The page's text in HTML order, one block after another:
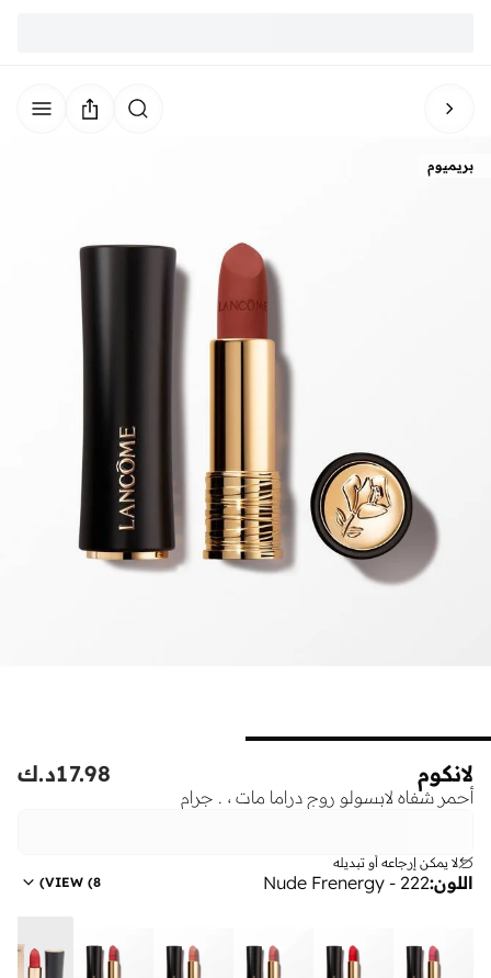
بريميوم
لانكوم
أحمر شفاه لابسولو روج دراما مات ، . جرام
د.ك17.98
لا يمكن إرجاعه أو تبديله
اللون:
222 - Nude Frenergy
VIEW (8
)